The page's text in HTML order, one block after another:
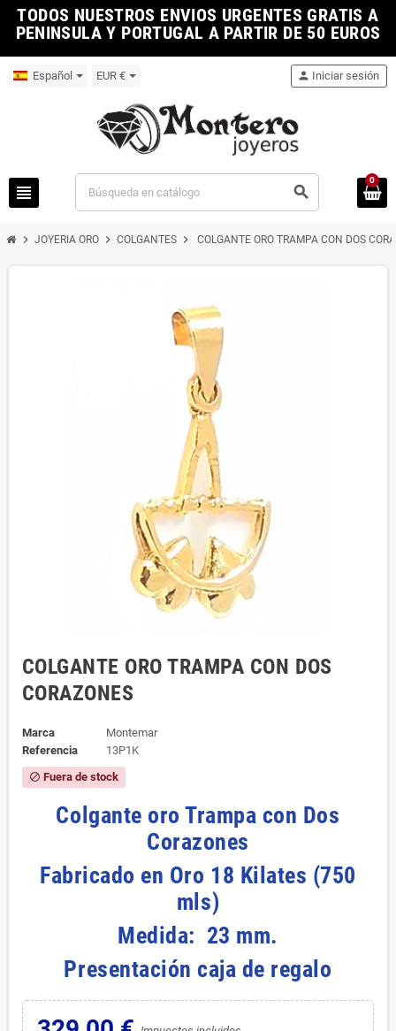
TODOS NUESTROS ENVIOS URGENTES GRATIS A
PENINSULA Y PORTUGAL A PARTIR DE 50 EUROS
Español EUR €
view_headline search
person Iniciar sesión
0
chevron_right JOYERIA ORO chevron_right COLGANTES chevron_right COLGANTE ORO TRAMPA CON DOS
COLGANTE ORO TRAMPA CON DOS
CORAZONES
Marca
Montemar
Referencia
13P1K
block Fuera de stock
Colgante oro Trampa con Dos
Corazones
Fabricado en Oro 18 Kilates (750
mls)
Medida: 23 mm.
Presentación caja de regalo